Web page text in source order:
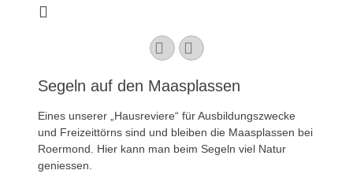
YouTubeInstagram
Segeln auf den Maasplassen
Eines unserer „Hausreviere“ für Ausbildungszwecke
und Freizeittörns sind und bleiben die Maasplassen bei
Roermond. Hier kann man beim Segeln viel Natur
geniessen.